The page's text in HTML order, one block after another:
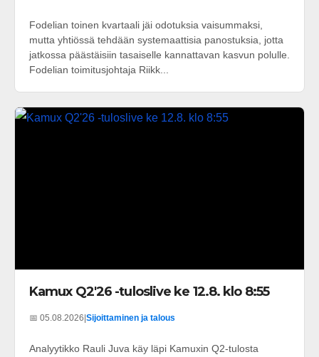
Fodelian toinen kvartaali jäi odotuksia vaisummaksi,
mutta yhtiössä tehdään systemaattisia panostuksia, jotta
jatkossa päästäisiin tasaiselle kannattavan kasvun polulle.
Fodelian toimitusjohtaja Riikk...
Kamux Q2'26 -tuloslive ke 12.8. klo 8:55
📅 05.08.2026 Sijoittaminen ja talous
Analyytikko Rauli Juva käy läpi Kamuxin Q2-tulosta